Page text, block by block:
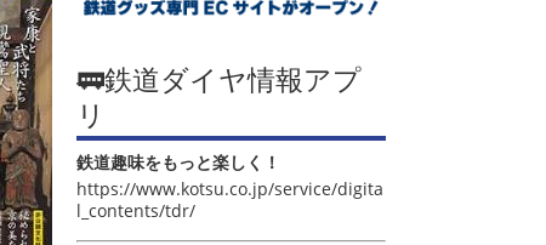
🚃鉄道ダイヤ情報アプ
リ
鉄道趣味をもっと楽しく！
https://www.kotsu.co.jp/service/digita
l_contents/tdr/